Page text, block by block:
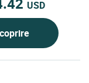
USD